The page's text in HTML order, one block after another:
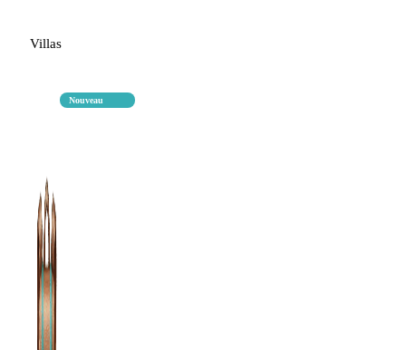
Villas
Nouveau